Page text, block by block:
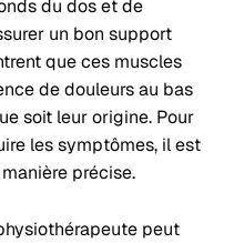
du dos et de
un bon support
que ces muscles
de douleurs au bas
soit leur origine. Pour
les symptômes, il est
précise.
peut